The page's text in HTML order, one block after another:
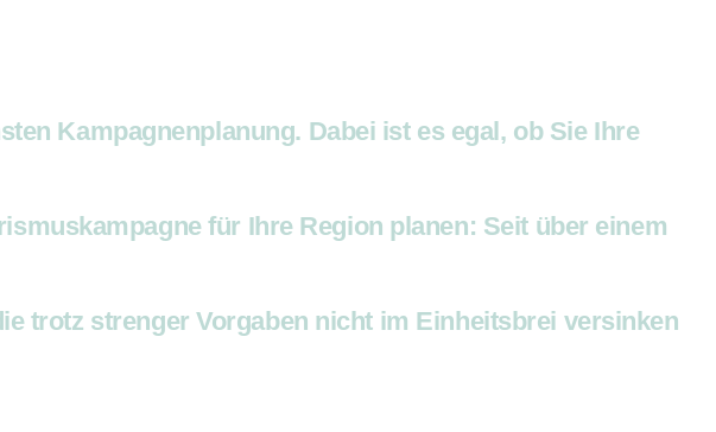
Kampagnenplanung. Dabei ist es egal, ob Sie Ihre
für Ihre Region planen: Seit über einem
trotz strenger Vorgaben nicht im Einheitsbrei versinken